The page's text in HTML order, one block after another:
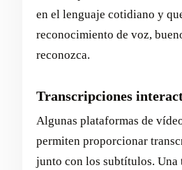
en el lenguaje cotidiano y
reconocimiento de voz,
reconozca.
Transcripciones
Algunas plataformas de
permiten proporcionar
junto con los subtítulos.